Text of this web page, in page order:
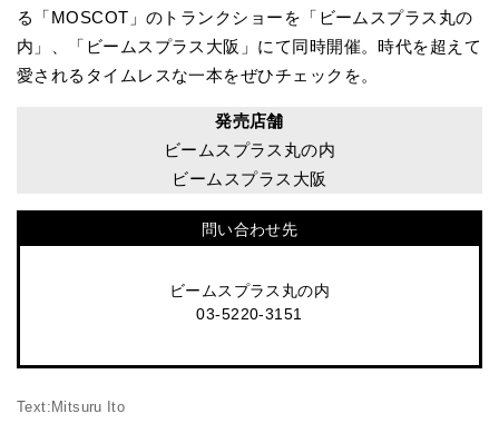
る「MOSCOT」のトランクショーを「ビームスプラス丸の
内」、「ビームスプラス大阪」にて同時開催。時代を超えて
愛されるタイムレスな一本をぜひチェックを。
発売店舗
ビームスプラス丸の内
ビームスプラス大阪
問い合わせ先
ビームスプラス丸の内
03-5220-3151
Text:Mitsuru Ito